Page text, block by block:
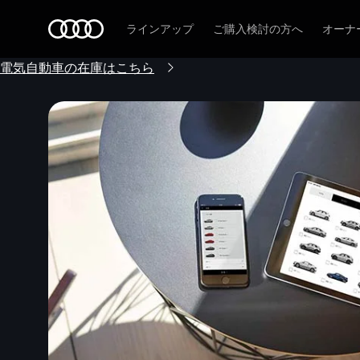
ラインアップ ご購入検討の方へ オーナ
電気自動車の在庫はこちら